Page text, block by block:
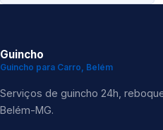
Guincho
Guincho para Carro, Belém
Serviços de guincho 24h,
Belém-MG.